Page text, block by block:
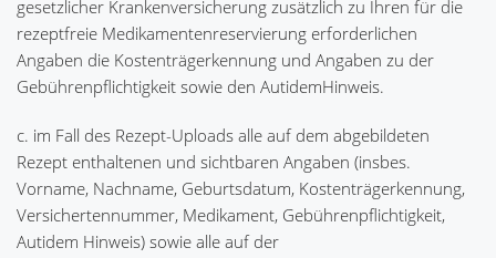
gesetzlicher Krankenversicherung zusätzlich zu Ihren für die
rezeptfreie Medikamentenreservierung erforderlichen
Angaben die Kostenträgerkennung und Angaben zu der
Gebührenpflichtigkeit sowie den AutidemHinweis.
c. im Fall des Rezept-Uploads alle auf dem abgebildeten
Rezept enthaltenen und sichtbaren Angaben (insbes.
Vorname, Nachname, Geburtsdatum, Kostenträgerkennung,
Versichertennummer, Medikament, Gebührenpflichtigkeit,
Autidem Hinweis) sowie alle auf der